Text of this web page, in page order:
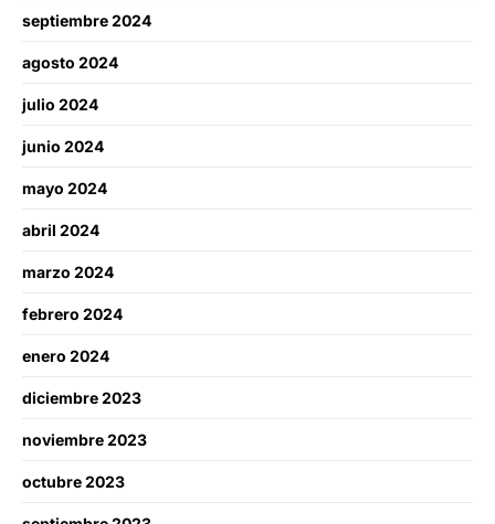
septiembre 2024
agosto 2024
julio 2024
junio 2024
mayo 2024
abril 2024
marzo 2024
febrero 2024
enero 2024
diciembre 2023
noviembre 2023
octubre 2023